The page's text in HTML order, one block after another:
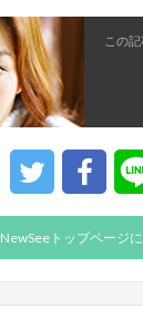
この
NewSeeトップページ